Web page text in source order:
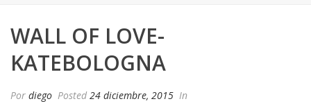
WALL OF LOVE-
KATEBOLOGNA
Por diego Posted 24 diciembre, 2015 In